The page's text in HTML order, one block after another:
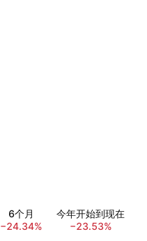
6个月
−24.34%
今年开始到现在
−23.53%